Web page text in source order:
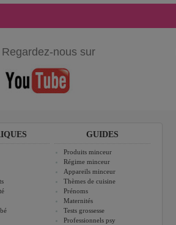
Regardez-nous sur
GUIDES
Produits minceur
Régime minceur
Appareils minceur
Thèmes de cuisine
Prénoms
Maternités
Tests grossesse
Professionnels psy